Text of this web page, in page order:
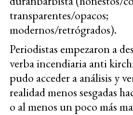
transparentes/opacos;
modernos/retrógrados).
Periodistas empezaron a
verba incendiaria anti
pudo acceder a análisis y
realidad menos sesgadas
o al menos un poco más